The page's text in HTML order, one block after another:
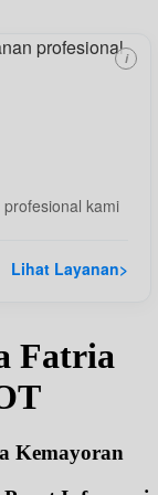
kami
Lihat Layanan>
i
Fatria
Kemayoran